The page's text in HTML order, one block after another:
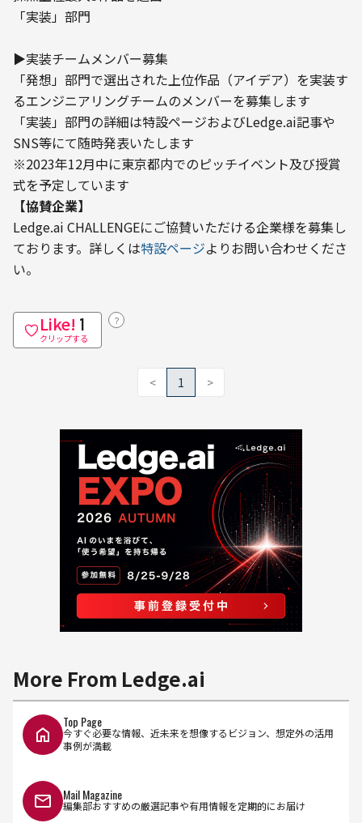
「実装」部門
▶実装チームメンバー募集
「発想」部門で選出された上位作品（アイデア）を実装す
るエンジニアリングチームのメンバーを募集します
「実装」部門の詳細は特設ページおよびLedge.ai記事や
SNS等にて随時発表いたします
※2023年12月中に東京都内でのピッチイベント及び授賞
式を予定しています
【協賛企業】
Ledge.ai CHALLENGEにご協賛いただける企業様を募集し
ております。詳しくは特設ページよりお問い合わせくださ
い。
Like! 1
クリップする
？
< 1 >
More From Ledge.ai
Top Page
今すぐ必要な情報、近未来を想像するビジョン、想定外の活用
事例が満載
Mail Magazine
編集部おすすめの厳選記事や有用情報を定期的にお届け